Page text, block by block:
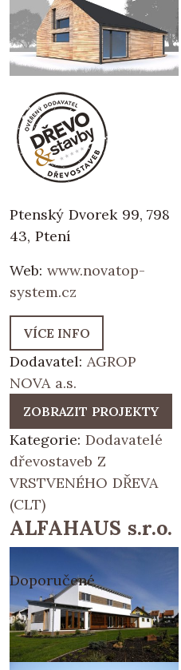
Ptenský Dvorek 99, 798
43, Ptení
Web: www.novatop-
system.cz
VÍCE INFO
Dodavatel: AGROP
NOVA a.s.
ZOBRAZIT PROJEKTY
Kategorie: Dodavatelé
dřevostaveb Z
VRSTVENÉHO DŘEVA
(CLT)
ALFAHAUS s.r.o.
Doporučené